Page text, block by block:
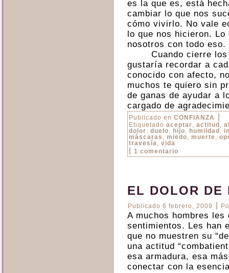
es la que es, está
cambiar lo que nos
cómo vivirlo. No vale
lo que nos hicieron. Lo
nosotros con todo
Cuando cierre
gustaría recordar a
conocido con afecto,
muchos te quiero sin
de ganas de ayudar a
cargado de
Publicado en CONFIANZA
Etiquetado aceptar, actitud ,
dolor, duelo, hijo, humildad ,
máscaras , miedo, muerte,
travesía, vida
1 comentario
EL DOLOR DE
Publicado 6 febrero, 2009
A muchos hombres
sentimientos. Les han
que no muestren su
una actitud
esa armadura, esa
conectar con la